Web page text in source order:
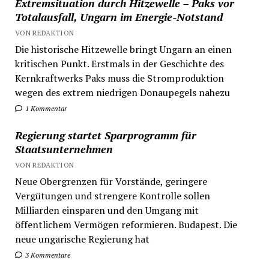
Extremsituation durch Hitzewelle – Paks vor
Totalausfall, Ungarn im Energie-Notstand
VON REDAKTION
Die historische Hitzewelle bringt Ungarn an einen
kritischen Punkt. Erstmals in der Geschichte des
Kernkraftwerks Paks muss die Stromproduktion
wegen des extrem niedrigen Donaupegels nahezu
1 Kommentar
Regierung startet Sparprogramm für
Staatsunternehmen
VON REDAKTION
Neue Obergrenzen für Vorstände, geringere
Vergütungen und strengere Kontrolle sollen
Milliarden einsparen und den Umgang mit
öffentlichem Vermögen reformieren. Budapest. Die
neue ungarische Regierung hat
3 Kommentare